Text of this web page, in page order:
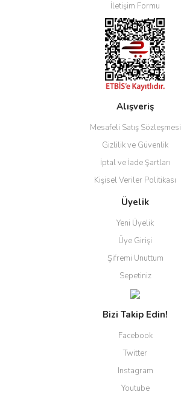
İletişim Formu
Alışveriş
Mesafeli Satış Sözleşmesi
Gizlilik ve Güvenlik
İptal ve İade Şartları
Kişisel Veriler Politikası
Üyelik
Yeni Üyelik
Üye Girişi
Şifremi Unuttum
Sepetiniz
Bizi Takip Edin!
Facebook
Twitter
Instagram
Youtube